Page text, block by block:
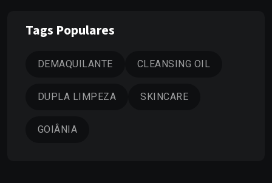
Tags Populares
DEMAQUILANTE CLEANSING OIL
DUPLA LIMPEZA SKINCARE
GOIÂNIA